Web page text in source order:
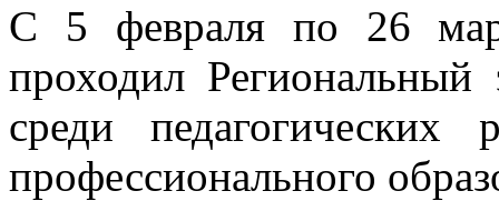
С 5 февраля по 26
проходил Региональный
среди педагогических
профессионального